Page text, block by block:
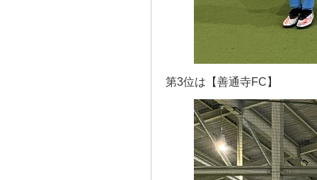
第3位は【善通寺FC】